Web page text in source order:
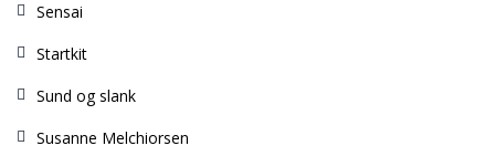
Sensai
Startkit
Sund og slank
Susanne Melchiorsen